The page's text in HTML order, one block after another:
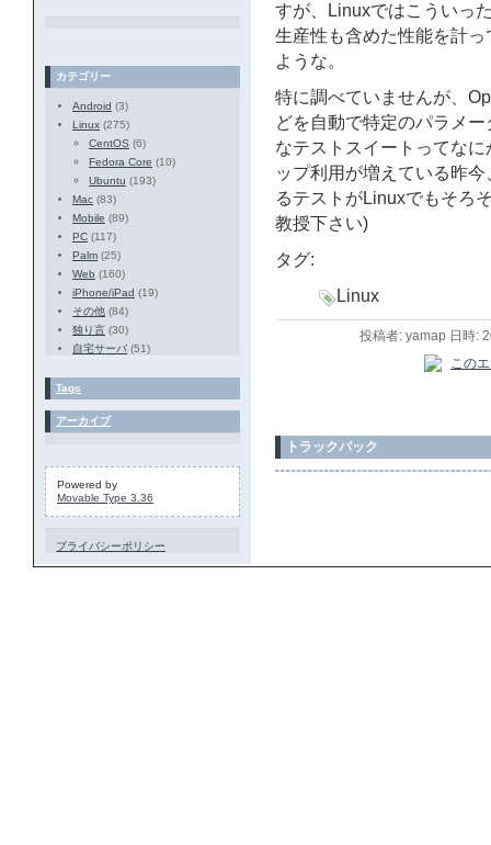
すが、Linuxではこういっ
生産性も含めた性能を計
ような。
特に調べていませんが、
どを自動で特定のパラメ
なテストスイートってな
ップ利用が増えている昨
るテストがLinuxでもそろ
教授下さい)
タグ:
Linux
投稿者: yamap 日時:
トラックバック
カテゴリー
Android (3)
Linux (275)
CentOS (6)
Fedora Core (10)
Ubuntu (193)
Mac (83)
Mobile (89)
PC (117)
Palm (25)
Web (160)
iPhone/iPad (19)
その他 (84)
独り言 (30)
自宅サーバ (51)
Tags
アーカイブ
Powered by
Movable Type 3.36
プライバシーポリシー